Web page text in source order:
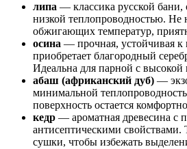
липа — классика русской бани,
низкой теплопроводностью. Не
обжигающих температур,
осина — прочная, устойчивая к
приобретает благородный
Идеальна для парной с
абаш (африканский дуб) —
минимальной
поверхность остается
кедр — ароматная древесина с
антисептическими свойствами.
сушки, чтобы избежать